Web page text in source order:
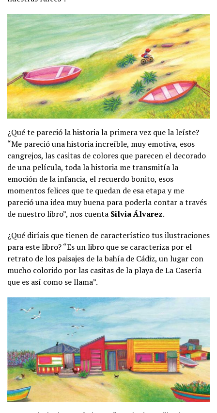
¿Qué te pareció la historia la primera vez que la leíste?
“Me pareció una historia increíble, muy emotiva, esos
cangrejos, las casitas de colores que parecen el decorado
de una película, toda la historia me transmitía la
emoción de la infancia, el recuerdo bonito, esos
momentos felices que te quedan de esa etapa y me
pareció una idea muy buena para poderla contar a través
de nuestro libro”, nos cuenta Silvia Álvarez.
¿Qué diríais que tienen de característico tus ilustraciones
para este libro? “Es un libro que se caracteriza por el
retrato de los paisajes de la bahía de Cádiz, un lugar con
mucho colorido por las casitas de la playa de La Casería
que es así como se llama”.